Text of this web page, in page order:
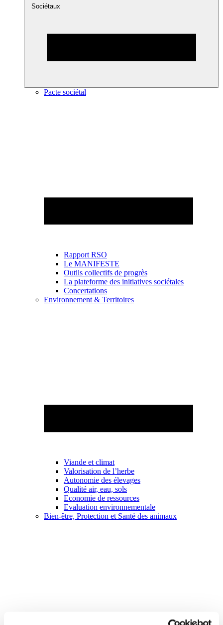
Sociétaux
Pacte sociétal
Rapport RSO
Le MANIFESTE
Outils collectifs de progrès
La plateforme des initiatives sociétales
Concertations
Environnement & Territoires
Viande et climat
Valorisation de l’herbe
Autonomie des élevages
Qualité air, eau, sols
Economie de ressources
Evaluation environnementale
Bien-être, Protection et Santé des animaux